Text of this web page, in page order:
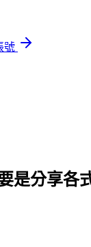
號
是分享各